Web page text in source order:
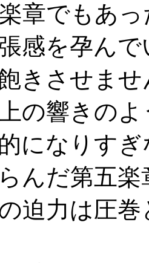
章でもあ
感を孕んで
きさせませ
の響きの
になりす
んだ第五
迫力は圧